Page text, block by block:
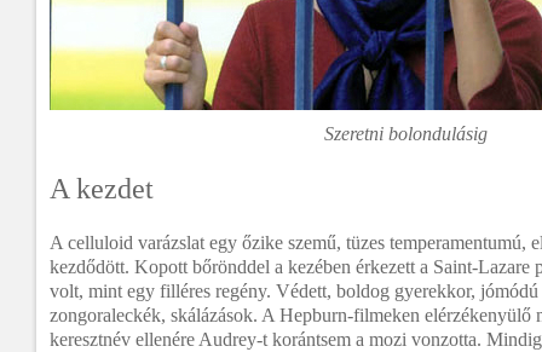
Szeretni bolondulásig
A kezdet
A celluloid varázslat egy őzike szemű, tüzes temperamentumú,
kezdődött. Kopott bőrönddel a kezében érkezett a Saint-Lazare
volt, mint egy filléres regény. Védett, boldog gyerekkor,
zongoraleckék, skálázások. A Hepburn-filmeken elérzékenyülő
keresztnév ellenére Audrey-t korántsem a mozi vonzotta.